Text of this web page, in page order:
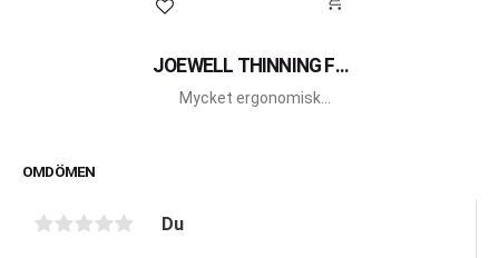
OMDÖMEN
Du
Lägg till i favoriter
JOEWELL THINNING FX
PRO E40
​Mycket ergonomisk